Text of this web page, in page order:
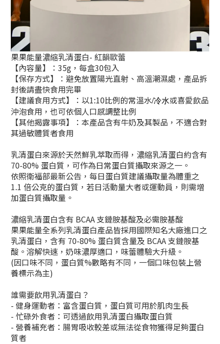
果果能量濃縮乳清蛋白- 紅韻歐蕾
【內容量】：35g，每盒30包入
【保存方式】：避免放置陽光直射、高溫潮濕處，產品拆
封後請盡快食用完畢
【建議食用方式】：以1:10比例的常溫水/冷水或喜愛飲品
沖泡食用，也可依個人口感調整比例
【其他揭露事項】：本產品含有牛奶及其製品，不適合對
其過敏體質者食用
乳清蛋白來源於天然鮮乳萃取而得，濃縮乳清蛋白約含有
70-80% 蛋白質，可作為日常蛋白質攝取來源之一。
依照衛福部最新公告，每日蛋白質建議攝取量為體重之
1.1 倍公克的蛋白質，若日活動量大者或運動員，則需增
加蛋白質攝取量。
濃縮乳清蛋白含有 BCAA 支鏈胺基酸及必需胺基酸
果果能量全系列乳清蛋白產品皆採用國際知名大廠進口之
乳清蛋白，含有 70-80% 蛋白質含量及 BCAA 支鏈胺基
酸。溶解快速，奶味濃厚適口，味蕾體驗大升級。
(因口味不同，蛋白質%數略有不同，一個口味包裝上營
養標示為主)
誰需要飲用乳清蛋白？
- 健身運動者：富含蛋白質，蛋白質可用於肌肉生長
- 忙碌外食者：可透過飲用乳清蛋白攝取蛋白質
- 營養補充者：腸胃吸收較差或無法從食物獲得足夠蛋白
質者